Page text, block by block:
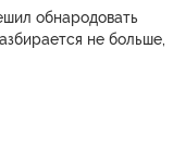
обнародовать
не больше,